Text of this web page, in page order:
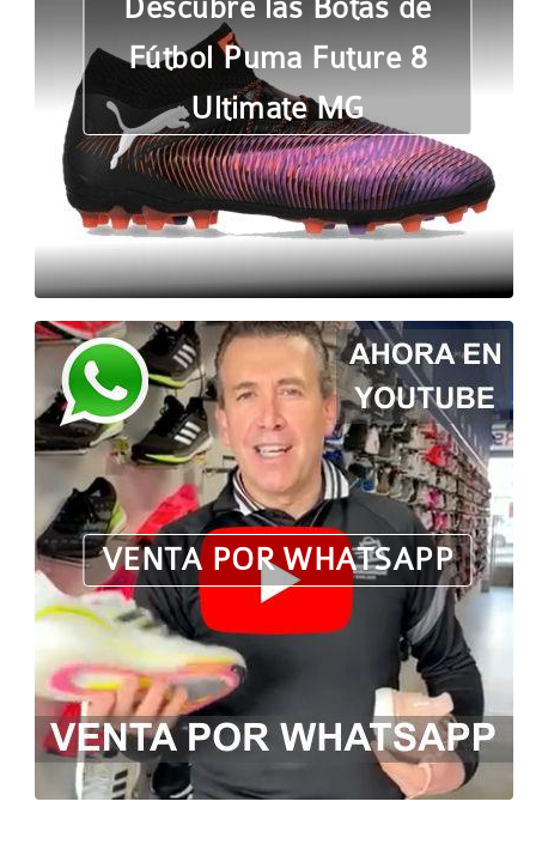
Descubre las Botas de
Fútbol Puma Future 8
Ultimate MG
VENTA POR WHATSAPP